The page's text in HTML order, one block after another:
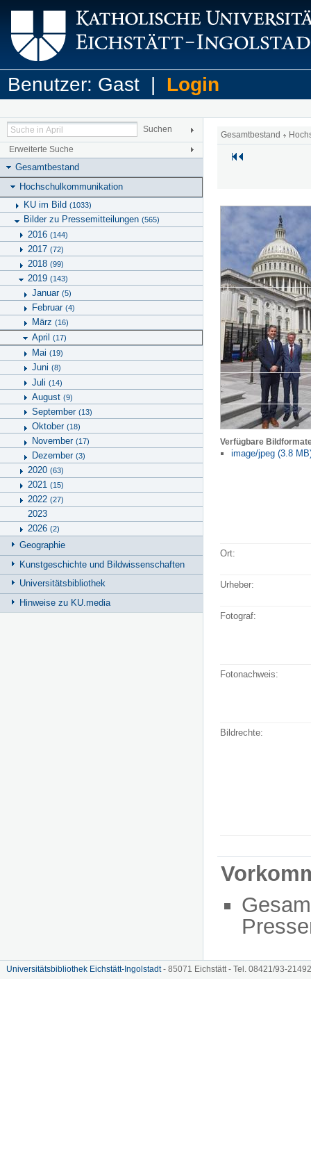
Benutzer: Gast | Login
Erweiterte Suche
Gesamtbestand
Hochschulkommunikation
KU im Bild (1033)
Bilder zu Pressemitteilungen (565)
2016 (144)
2017 (72)
2018 (99)
2019 (143)
Januar (5)
Februar (4)
März (16)
April (17)
Mai (19)
Juni (8)
Juli (14)
August (9)
September (13)
Oktober (18)
November (17)
Dezember (3)
2020 (63)
2021 (15)
2022 (27)
2023
2026 (2)
Geographie
Kunstgeschichte und Bildwissenschaften
Universitätsbibliothek
Hinweise zu KU.media
Gesamtbestand
Verfügbare
image/jpeg (3.8
Ort:
Urheber:
Fotograf:
Fotonachweis:
Bildrechte:
Universitätsbibliothek Eichstätt-Ingolstadt- 85071 Eichstätt - Tel. 08421/93-